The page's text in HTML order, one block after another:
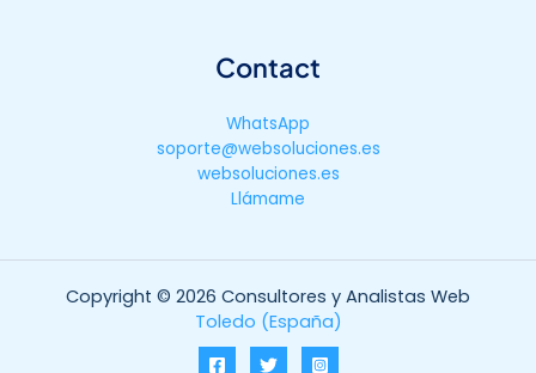
Contact
WhatsApp
soporte@websoluciones.es
websoluciones.es
Llámame
Copyright © 2026 Consultores y Analistas Web
Toledo (España)